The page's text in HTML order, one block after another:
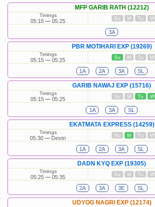
MFP GARIB RATH (12212)
Timings
05:15 05:25 Su M Tu W
3A
PBR MOTIHARI EXP (19269)
Timings
05:15 05:25 Su M Tu W
1A 2A 3A SL
GARIB NAWAJ EXP (15716)
Timings
05:15 05:25 Su M Tu W
1A 3A SL
EKATMATA EXPRESS (14259)
Timings
05:30 Destn Su M Tu W
1A 2A 3A SL
DADN KYQ EXP (19305)
Timings
05:25 05:35 Su M Tu W
2A 3A 3E SL
UDYOG NAGRI EXP (12174)